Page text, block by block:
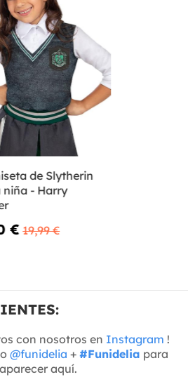
de Slytherin
niña - Harry
€ 19,99 €
con nosotros en Instagram !
@funidelia + #Funidelia para
aparecer aquí.